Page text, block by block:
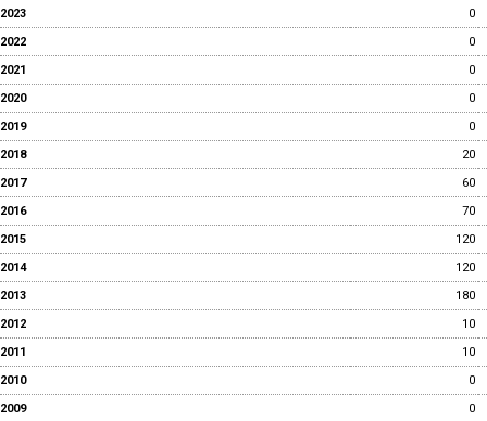
2023
0
2022
0
2021
0
2020
0
2019
0
2018
20
2017
60
2016
70
2015
120
2014
120
2013
180
2012
10
2011
10
2010
0
2009
0